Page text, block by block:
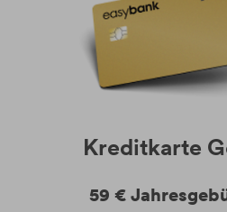
Kreditkarte
59 €